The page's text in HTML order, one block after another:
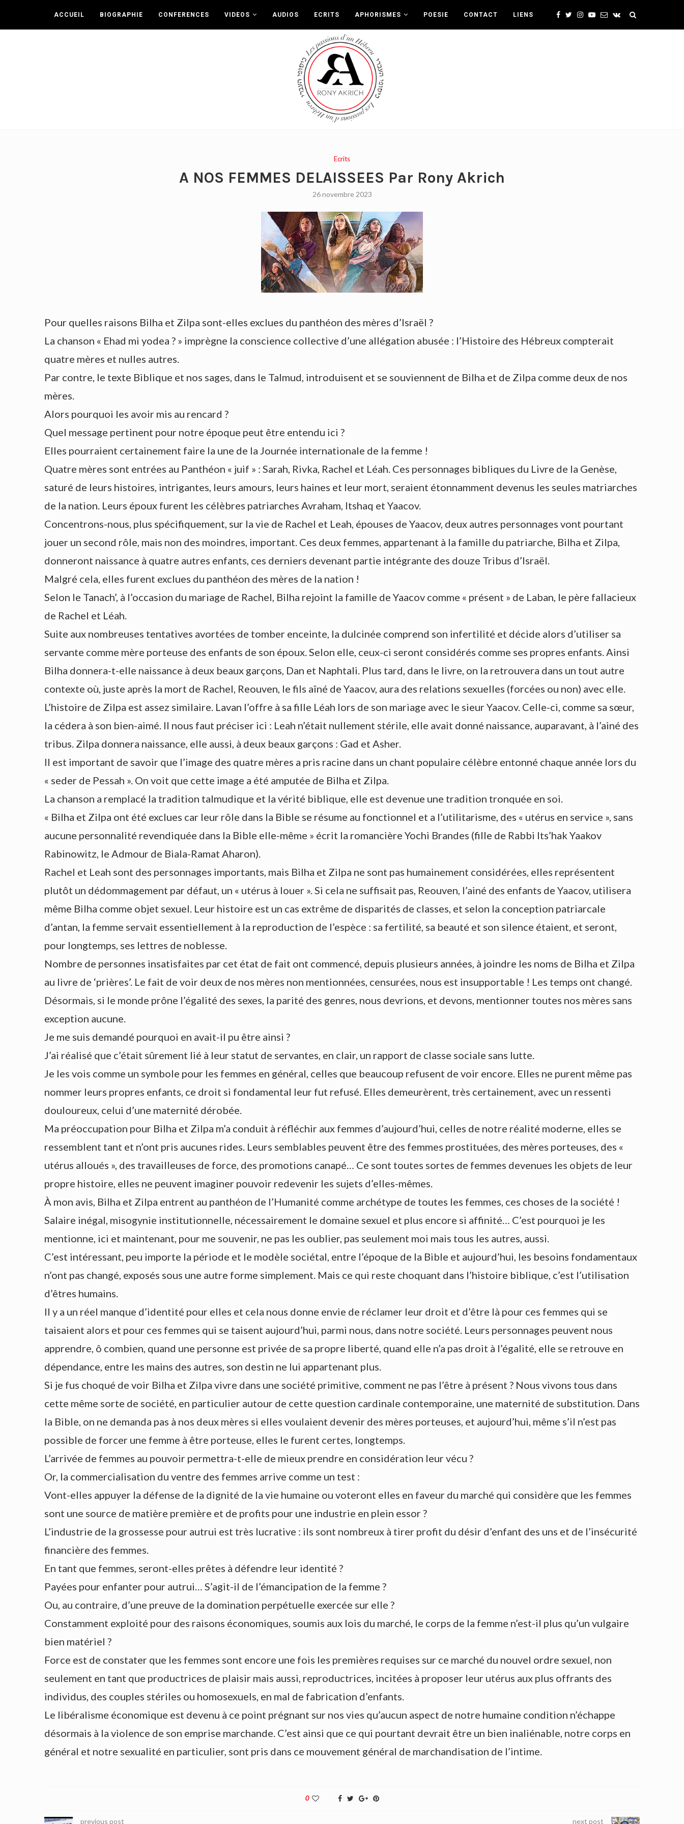
ACCUEIL BIOGRAPHIE CONFERENCES VIDEOS AUDIOS ECRITS APHORISMES POESIE CONTACT LIENS
Ecrits
A NOS FEMMES DELAISSEES Par Rony Akrich
26 novembre 2023
Pour quelles raisons Bilha et Zilpa sont-elles exclues du panthéon des mères d’Israël ?
La chanson « Ehad mi yodea ? » imprègne la conscience collective d’une allégation abusée : l’Histoire des Hébreux compterait
quatre mères et nulles autres.
Par contre, le texte Biblique et nos sages, dans le Talmud, introduisent et se souviennent de Bilha et de Zilpa comme deux de nos
mères.
Alors pourquoi les avoir mis au rencard ?
Quel message pertinent pour notre époque peut être entendu ici ?
Elles pourraient certainement faire la une de la Journée internationale de la femme !
Quatre mères sont entrées au Panthéon « juif » : Sarah, Rivka, Rachel et Léah. Ces personnages bibliques du Livre de la Genèse,
saturé de leurs histoires, intrigantes, leurs amours, leurs haines et leur mort, seraient étonnamment devenus les seules matriarches
de la nation. Leurs époux furent les célèbres patriarches Avraham, Itshaq et Yaacov.
Concentrons-nous, plus spécifiquement, sur la vie de Rachel et Leah, épouses de Yaacov, deux autres personnages vont pourtant
jouer un second rôle, mais non des moindres, important. Ces deux femmes, appartenant à la famille du patriarche, Bilha et Zilpa,
donneront naissance à quatre autres enfants, ces derniers devenant partie intégrante des douze Tribus d’Israël.
Malgré cela, elles furent exclues du panthéon des mères de la nation !
Selon le Tanach’, à l’occasion du mariage de Rachel, Bilha rejoint la famille de Yaacov comme « présent » de Laban, le père fallacieux
de Rachel et Léah.
Suite aux nombreuses tentatives avortées de tomber enceinte, la dulcinée comprend son infertilité et décide alors d’utiliser sa
servante comme mère porteuse des enfants de son époux. Selon elle, ceux-ci seront considérés comme ses propres enfants. Ainsi
Bilha donnera-t-elle naissance à deux beaux garçons, Dan et Naphtali. Plus tard, dans le livre, on la retrouvera dans un tout autre
contexte où, juste après la mort de Rachel, Reouven, le fils aîné de Yaacov, aura des relations sexuelles (forcées ou non) avec elle.
L’histoire de Zilpa est assez similaire. Lavan l’offre à sa fille Léah lors de son mariage avec le sieur Yaacov. Celle-ci, comme sa sœur,
la cédera à son bien-aimé. Il nous faut préciser ici : Leah n’était nullement stérile, elle avait donné naissance, auparavant, à l’ainé des
tribus. Zilpa donnera naissance, elle aussi, à deux beaux garçons : Gad et Asher.
Il est important de savoir que l’image des quatre mères a pris racine dans un chant populaire célèbre entonné chaque année lors du
« seder de Pessah ». On voit que cette image a été amputée de Bilha et Zilpa.
La chanson a remplacé la tradition talmudique et la vérité biblique, elle est devenue une tradition tronquée en soi.
« Bilha et Zilpa ont été exclues car leur rôle dans la Bible se résume au fonctionnel et a l’utilitarisme, des « utérus en service », sans
aucune personnalité revendiquée dans la Bible elle-même » écrit la romancière Yochi Brandes (fille de Rabbi Its’hak Yaakov
Rabinowitz, le Admour de Biala-Ramat Aharon).
Rachel et Leah sont des personnages importants, mais Bilha et Zilpa ne sont pas humainement considérées, elles représentent
plutôt un dédommagement par défaut, un « utérus à louer ». Si cela ne suffisait pas, Reouven, l’ainé des enfants de Yaacov, utilisera
même Bilha comme objet sexuel. Leur histoire est un cas extrême de disparités de classes, et selon la conception patriarcale
d’antan, la femme servait essentiellement à la reproduction de l’espèce : sa fertilité, sa beauté et son silence étaient, et seront,
pour longtemps, ses lettres de noblesse.
Nombre de personnes insatisfaites par cet état de fait ont commencé, depuis plusieurs années, à joindre les noms de Bilha et Zilpa
au livre de ‘prières’. Le fait de voir deux de nos mères non mentionnées, censurées, nous est insupportable ! Les temps ont changé.
Désormais, si le monde prône l’égalité des sexes, la parité des genres, nous devrions, et devons, mentionner toutes nos mères sans
exception aucune.
Je me suis demandé pourquoi en avait-il pu être ainsi ?
J’ai réalisé que c’était sûrement lié à leur statut de servantes, en clair, un rapport de classe sociale sans lutte.
Je les vois comme un symbole pour les femmes en général, celles que beaucoup refusent de voir encore. Elles ne purent même pas
nommer leurs propres enfants, ce droit si fondamental leur fut refusé. Elles demeurèrent, très certainement, avec un ressenti
douloureux, celui d’une maternité dérobée.
Ma préoccupation pour Bilha et Zilpa m’a conduit à réfléchir aux femmes d’aujourd’hui, celles de notre réalité moderne, elles se
ressemblent tant et n’ont pris aucunes rides. Leurs semblables peuvent être des femmes prostituées, des mères porteuses, des «
utérus alloués », des travailleuses de force, des promotions canapé… Ce sont toutes sortes de femmes devenues les objets de leur
propre histoire, elles ne peuvent imaginer pouvoir redevenir les sujets d’elles-mêmes.
À mon avis, Bilha et Zilpa entrent au panthéon de l’Humanité comme archétype de toutes les femmes, ces choses de la société !
Salaire inégal, misogynie institutionnelle, nécessairement le domaine sexuel et plus encore si affinité… C’est pourquoi je les
mentionne, ici et maintenant, pour me souvenir, ne pas les oublier, pas seulement moi mais tous les autres, aussi.
C’est intéressant, peu importe la période et le modèle sociétal, entre l’époque de la Bible et aujourd’hui, les besoins fondamentaux
n’ont pas changé, exposés sous une autre forme simplement. Mais ce qui reste choquant dans l’histoire biblique, c’est l’utilisation
d’êtres humains.
Il y a un réel manque d’identité pour elles et cela nous donne envie de réclamer leur droit et d’être là pour ces femmes qui se
taisaient alors et pour ces femmes qui se taisent aujourd’hui, parmi nous, dans notre société. Leurs personnages peuvent nous
apprendre, ô combien, quand une personne est privée de sa propre liberté, quand elle n’a pas droit à l’égalité, elle se retrouve en
dépendance, entre les mains des autres, son destin ne lui appartenant plus.
Si je fus choqué de voir Bilha et Zilpa vivre dans une société primitive, comment ne pas l’être à présent ? Nous vivons tous dans
cette même sorte de société, en particulier autour de cette question cardinale contemporaine, une maternité de substitution. Dans
la Bible, on ne demanda pas à nos deux mères si elles voulaient devenir des mères porteuses, et aujourd’hui, même s’il n’est pas
possible de forcer une femme à être porteuse, elles le furent certes, longtemps.
L’arrivée de femmes au pouvoir permettra-t-elle de mieux prendre en considération leur vécu ?
Or, la commercialisation du ventre des femmes arrive comme un test :
Vont-elles appuyer la défense de la dignité de la vie humaine ou voteront elles en faveur du marché qui considère que les femmes
sont une source de matière première et de profits pour une industrie en plein essor ?
L’industrie de la grossesse pour autrui est très lucrative : ils sont nombreux à tirer profit du désir d’enfant des uns et de l’insécurité
financière des femmes.
En tant que femmes, seront-elles prêtes à défendre leur identité ?
Payées pour enfanter pour autrui… S’agit-il de l’émancipation de la femme ?
Ou, au contraire, d’une preuve de la domination perpétuelle exercée sur elle ?
Constamment exploité pour des raisons économiques, soumis aux lois du marché, le corps de la femme n’est-il plus qu’un vulgaire
bien matériel ?
Force est de constater que les femmes sont encore une fois les premières requises sur ce marché du nouvel ordre sexuel, non
seulement en tant que productrices de plaisir mais aussi, reproductrices, incitées à proposer leur utérus aux plus offrants des
individus, des couples stériles ou homosexuels, en mal de fabrication d’enfants.
Le libéralisme économique est devenu à ce point prégnant sur nos vies qu’aucun aspect de notre humaine condition n’échappe
désormais à la violence de son emprise marchande. C’est ainsi que ce qui pourtant devrait être un bien inaliénable, notre corps en
général et notre sexualité en particulier, sont pris dans ce mouvement général de marchandisation de l’intime.
0
previous post next post